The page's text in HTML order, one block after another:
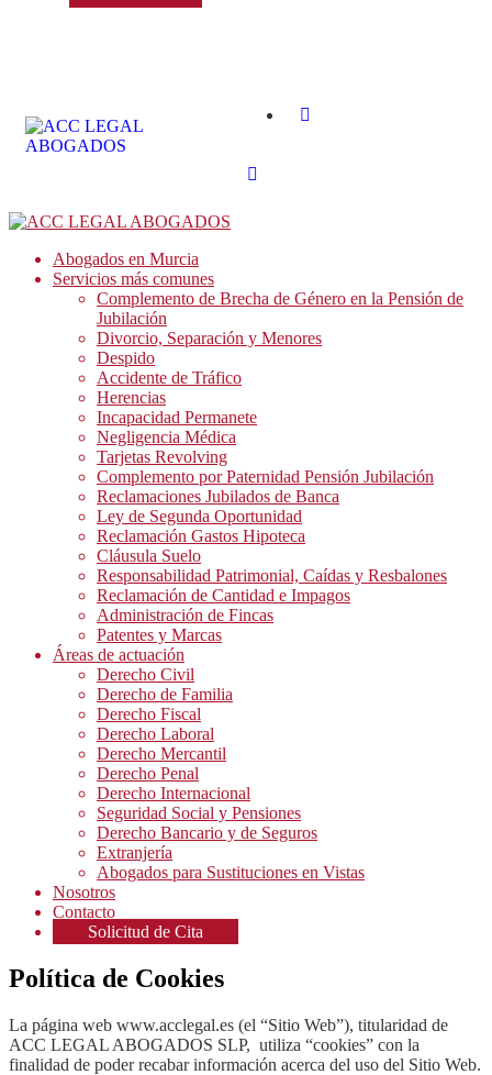
Abogados en Murcia
Servicios más comunes
Complemento de Brecha de Género en la Pensión de
Jubilación
Divorcio, Separación y Menores
Despido
Accidente de Tráfico
Herencias
Incapacidad Permanete
Negligencia Médica
Tarjetas Revolving
Complemento por Paternidad Pensión Jubilación
Reclamaciones Jubilados de Banca
Ley de Segunda Oportunidad
Reclamación Gastos Hipoteca
Cláusula Suelo
Responsabilidad Patrimonial, Caídas y Resbalones
Reclamación de Cantidad e Impagos
Administración de Fincas
Patentes y Marcas
Áreas de actuación
Derecho Civil
Derecho de Familia
Derecho Fiscal
Derecho Laboral
Derecho Mercantil
Derecho Penal
Derecho Internacional
Seguridad Social y Pensiones
Derecho Bancario y de Seguros
Extranjería
Abogados para Sustituciones en Vistas
Nosotros
Contacto
Solicitud de Cita
Política de Cookies
La página web www.acclegal.es (el “Sitio Web”), titularidad de
ACC LEGAL ABOGADOS SLP, utiliza “cookies” con la
finalidad de poder recabar información acerca del uso del Sitio Web.